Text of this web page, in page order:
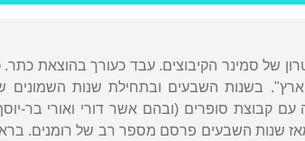
של סמינר הקיבוצים. עבד כעורך בהוצאת
בשנות השבעים ובתחילת שנות השמונים
עם קבוצת סופרים (ובהם אשר דורי ואורי
שנות השבעים פרסם מספר רב של רומנים.